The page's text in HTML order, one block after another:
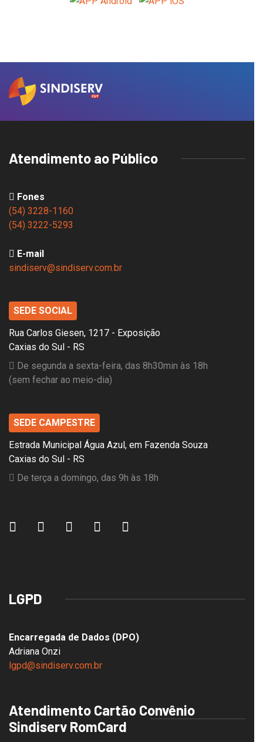
Atendimento ao Público
Fones
(54) 3228-1160
(54) 3222-5293
E-mail
sindiserv@sindiserv.com.br
SEDE SOCIAL
Rua Carlos Giesen, 1217 - Exposição
Caxias do Sul - RS
De segunda a sexta-feira, das 8h30min às 18h
(sem fechar ao meio-dia)
SEDE CAMPESTRE
Estrada Municipal Água Azul, em Fazenda Souza
Caxias do Sul - RS
De terça a domingo, das 9h às 18h
LGPD
Encarregada de Dados (DPO)
Adriana Onzi
lgpd@sindiserv.com.br
Atendimento Cartão Convênio
Sindiserv RomCard